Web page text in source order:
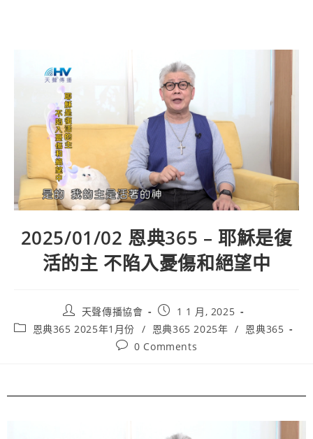
2025/01/02 恩典365 – 耶穌是復
活的主 不陷入憂傷和絕望中
天聲傳播協會
1 1 月, 2025
恩典365 2025年1月份 / 恩典365 2025年 /
恩典365
0 Comments